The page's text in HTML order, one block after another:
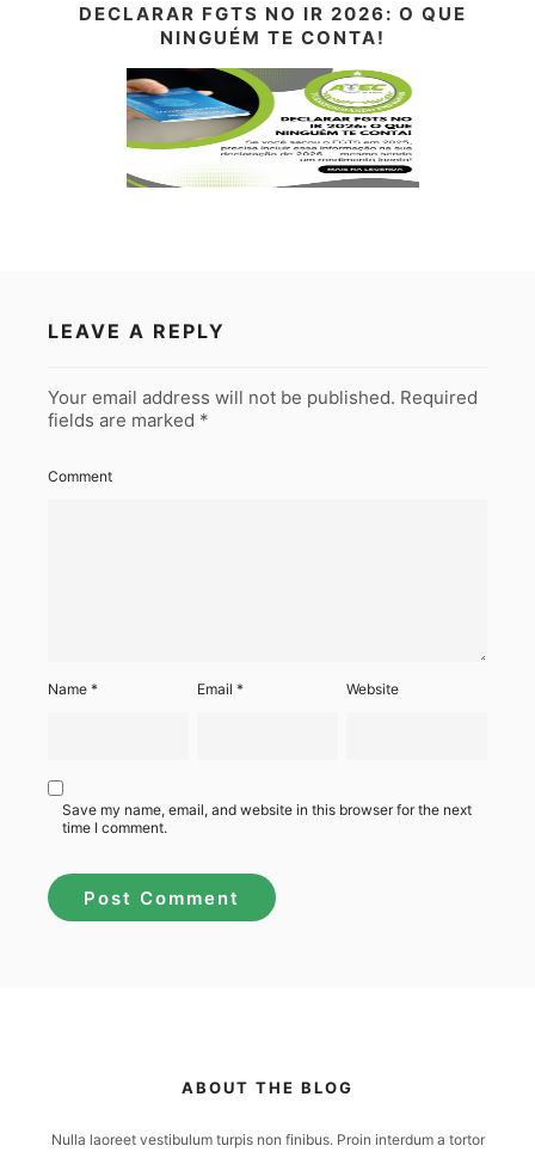
DECLARAR FGTS NO IR 2026: O QUE
NINGUÉM TE CONTA!
LEAVE A REPLY
Your email address will not be published. Required
fields are marked *
Comment
Name * Email* Website
Save my name, email, and website in this browser for the next
time I comment.
ABOUT THE BLOG
Nulla laoreet vestibulum turpis non finibus. Proin interdum a tortor